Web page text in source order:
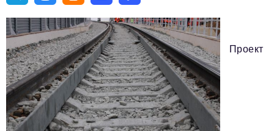
Авторские материалы
Видео
ТОП-100 влиятельных людей — 2025
Телефон редакции:+7 495 727-01-67
Электронные почты редакции:
Проект